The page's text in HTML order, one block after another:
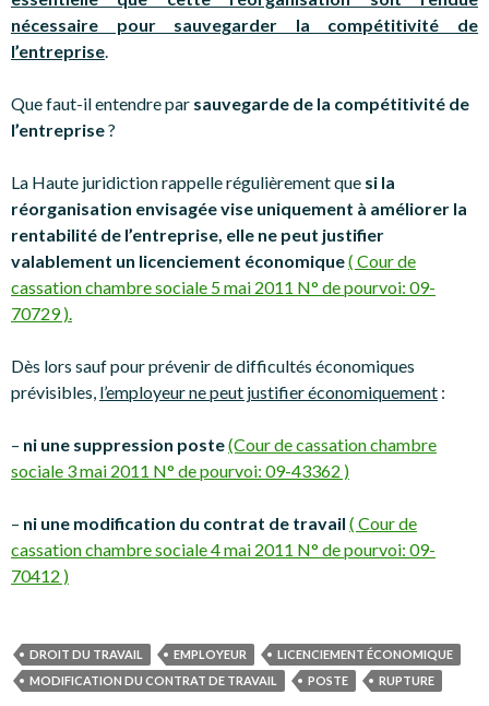
nécessaire pour sauvegarder la compétitivité de
l’entreprise.
Que faut-il entendre par sauvegarde de la compétitivité de
l’entreprise?
La Haute juridiction rappelle régulièrement que si la
réorganisation envisagée vise uniquement à améliorer la
rentabilité de l’entreprise, elle ne peut justifier
valablement un licenciement économique( Cour de
cassation chambre sociale 5 mai 2011 N° de pourvoi: 09-
70729 ).
Dès lors sauf pour prévenir de difficultés économiques
prévisibles, l’employeur ne peut justifier économiquement :
– ni une suppression poste(Cour de cassation chambre
sociale 3 mai 2011 N° de pourvoi: 09-43362 )
– ni une modification du contrat de travail ( Cour de
cassation chambre sociale 4 mai 2011 N° de pourvoi: 09-
70412 )
DROIT DU TRAVAIL EMPLOYEUR
LICENCIEMENT ÉCONOMIQUE
MODIFICATION DU CONTRAT DE TRAVAIL
POSTE RUPTURE